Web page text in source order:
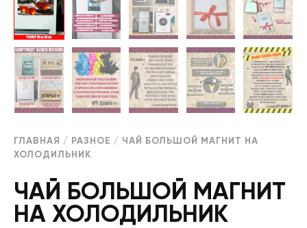
ГЛАВНАЯ / РАЗНОЕ / ЧАЙ БОЛЬШОЙ МАГНИТ НА
ХОЛОДИЛЬНИК
ЧАЙ БОЛЬШОЙ МАГНИТ
НА ХОЛОДИЛЬНИК